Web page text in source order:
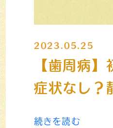
2023.05.25
【歯周病
症状なし？
続きを読む